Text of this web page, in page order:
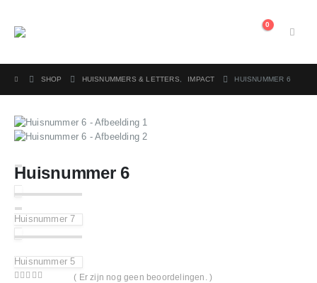
0
SHOP HUISNUMMERS & LETTERS IMPACT HUISNUMMER 6
Huisnummer 6
Huisnummer 7
Huisnummer 5
( Er zijn nog geen beoordelingen. )